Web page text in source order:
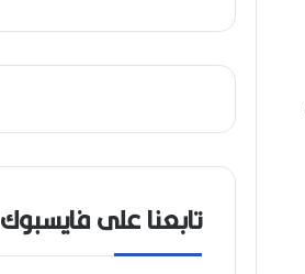
2
)
تابعنا على فايسبوك